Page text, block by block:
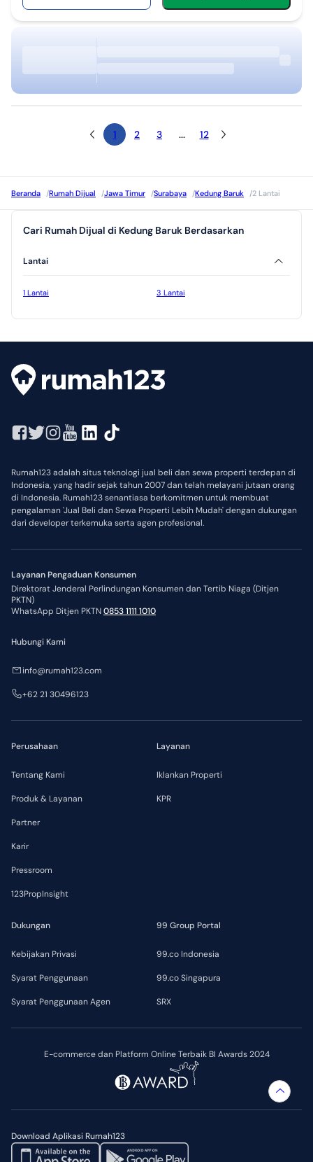
1 2 3 ... 12
Beranda /Rumah Dijual /Jawa Timur /Surabaya /Kedung Baruk /2 Lantai
Cari Rumah Dijual di Kedung Baruk Berdasarkan
Lantai
1 Lantai 3 Lantai
Rumah123 adalah situs teknologi jual beli dan sewa properti terdepan di
Indonesia, yang hadir sejak tahun 2007 dan telah melayani jutaan orang
di Indonesia. Rumah123 senantiasa berkomitmen untuk membuat
pengalaman 'Jual Beli dan Sewa Properti Lebih Mudah' dengan dukungan
dari developer terkemuka serta agen profesional.
Layanan Pengaduan Konsumen
Direktorat Jenderal Perlindungan Konsumen dan Tertib Niaga (Ditjen
PKTN)
WhatsApp Ditjen PKTN0853 1111 1010
E-commerce dan Platform Online Terbaik BI Awards 2024
Download Aplikasi Rumah123
Perusahaan
Tentang Kami
Produk & Layanan
Partner
Karir
Pressroom
123PropInsight
Layanan
Iklankan Properti
KPR
Dukungan
Kebijakan Privasi
Syarat Penggunaan
Syarat Penggunaan Agen
99 Group Portal
99.co Indonesia
99.co Singapura
SRX
Hubungi Kami
info@rumah123.com
+62 21 30496123